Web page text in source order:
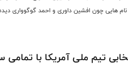
نام هایی چون افشین داوری و احمد گوگوواری
تیم ملی آمریکا با تمامی